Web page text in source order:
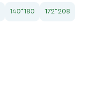
140*180 172*208